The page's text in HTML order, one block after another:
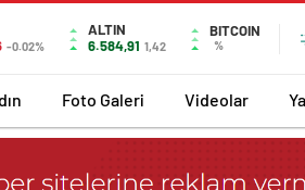
-0.02%
ALTIN
6.584,91 1,42
BITCOIN
%
Foto Galeri Videolar